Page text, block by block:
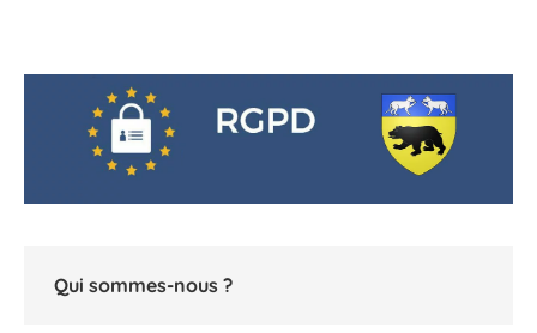
Qui sommes-nous ?